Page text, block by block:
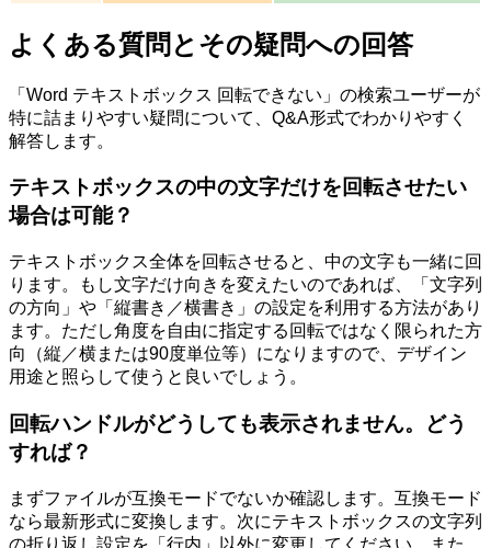
よくある質問とその疑問への回答
「Word テキストボックス 回転できない」の検索ユーザーが
特に詰まりやすい疑問について、Q&A形式でわかりやすく
解答します。
テキストボックスの中の文字だけを回転させたい
場合は可能？
テキストボックス全体を回転させると、中の文字も一緒に回
ります。もし文字だけ向きを変えたいのであれば、「文字列
の方向」や「縦書き／横書き」の設定を利用する方法があり
ます。ただし角度を自由に指定する回転ではなく限られた方
向（縦／横または90度単位等）になりますので、デザイン
用途と照らして使うと良いでしょう。
回転ハンドルがどうしても表示されません。どう
すれば？
まずファイルが互換モードでないか確認します。互換モード
なら最新形式に変換します。次にテキストボックスの文字列
の折り返し設定を「行内」以外に変更してください。また、